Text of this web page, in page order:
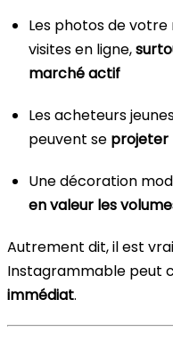
Les photos de
visites en ligne,
marché actif
Les acheteurs
peuvent se projeter
Une décoration
en valeur les
Autrement dit, il est
Instagrammable peut
immédiat.